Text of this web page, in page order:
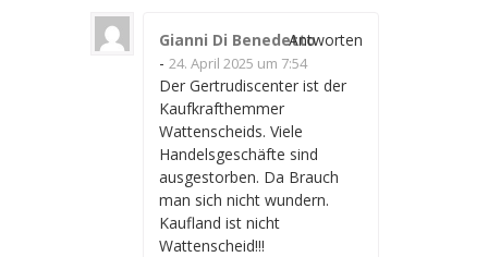
Gianni Di Benedetto
- 24. April 2025 um 7:54
Der Gertrudiscenter ist der
Kaufkrafthemmer
Wattenscheids. Viele
Handelsgeschäfte sind
ausgestorben. Da Brauch
man sich nicht wundern.
Kaufland ist nicht
Wattenscheid!!!
Antworten